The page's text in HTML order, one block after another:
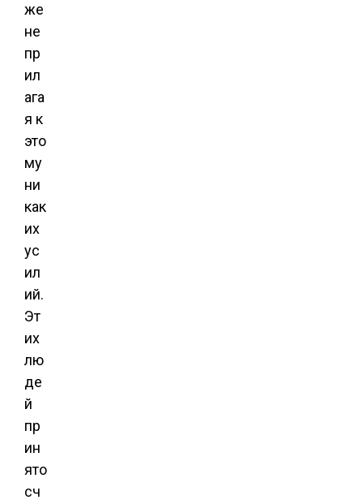
же
не
пр
ил
ага
я к
это
му
ни
как
их
ус
ил
ий.
Эт
их
лю
де
й
пр
ин
ято
сч